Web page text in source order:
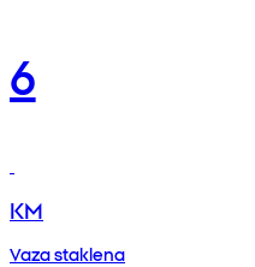
6
KM
Vaza staklena